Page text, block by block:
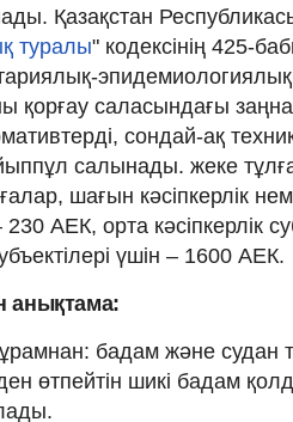
Қазақстан
туралы" кодексінің 425-
қорғау саласындағы
сондай-ақ
салынады. жеке
шағын кәсіпкерлік
АЕК, орта кәсіпкерлік
үшін – 1600 АЕК.
анықтама:
бадам және судан
өтпейтін шикі бадам